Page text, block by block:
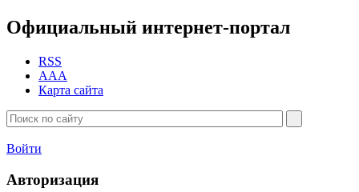
Официальный интернет-портал
RSS
AAA
Карта сайта
Войти
Авторизация